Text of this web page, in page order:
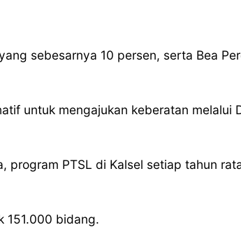
sebesarnya 10 persen, serta Bea
untuk mengajukan keberatan melalui
PTSL di Kalsel setiap tahun
151.000 bidang.